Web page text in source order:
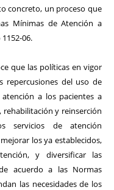
concreto, un proceso que
Mínimas de Atención a
06.
que las políticas en vigor
repercusiones del uso de
a los pacientes a
y reinserción
servicios de atención
los ya establecidos,
y diversificar las
acuerdo a las Normas
las necesidades de los